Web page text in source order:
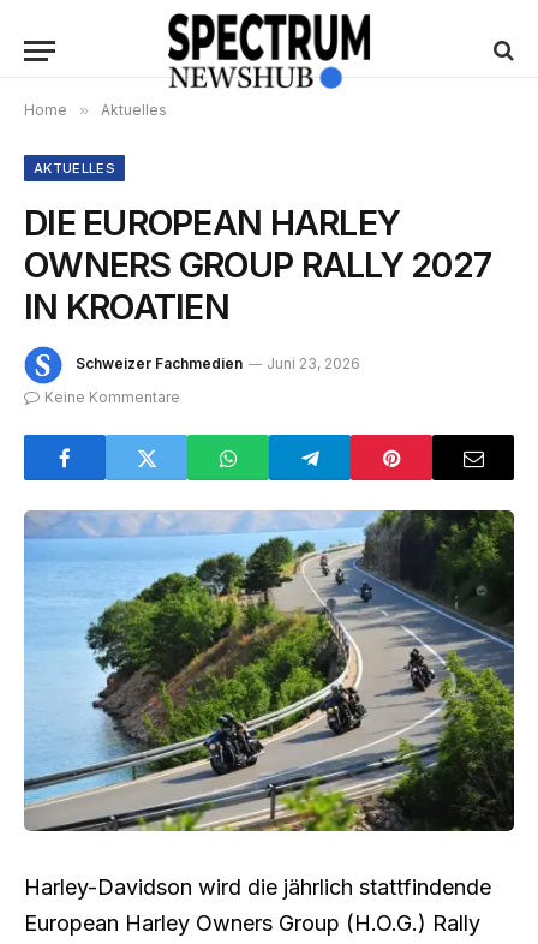
Home » Aktuelles
AKTUELLES
DIE EUROPEAN HARLEY
OWNERS GROUP RALLY 2027
IN KROATIEN
Schweizer Fachmedien
Juni 23, 2026
Keine Kommentare
Harley-Davidson wird die jährlich stattfindende
European Harley Owners Group (H.O.G.) Rally